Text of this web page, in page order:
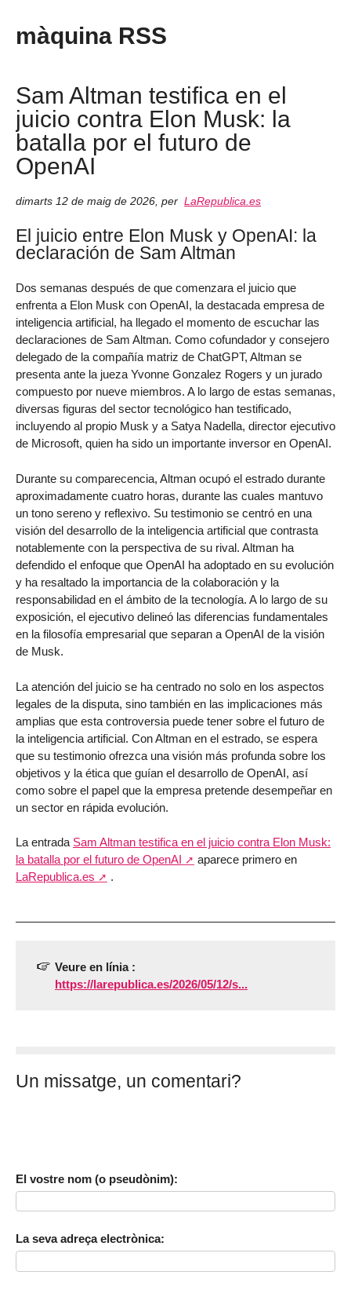
màquina RSS
Sam Altman testifica en el
juicio contra Elon Musk: la
batalla por el futuro de
OpenAI
dimarts 12 de maig de 2026 per LaRepublica.es
El juicio entre Elon Musk y OpenAI: la
declaración de Sam Altman
Dos semanas después de que comenzara el juicio que
enfrenta a Elon Musk con OpenAI, la destacada empresa de
inteligencia artificial, ha llegado el momento de escuchar las
declaraciones de Sam Altman. Como cofundador y consejero
delegado de la compañía matriz de ChatGPT, Altman se
presenta ante la jueza Yvonne Gonzalez Rogers y un jurado
compuesto por nueve miembros. A lo largo de estas semanas,
diversas figuras del sector tecnológico han testificado,
incluyendo al propio Musk y a Satya Nadella, director ejecutivo
de Microsoft, quien ha sido un importante inversor en OpenAI.
Durante su comparecencia, Altman ocupó el estrado durante
aproximadamente cuatro horas, durante las cuales mantuvo
un tono sereno y reflexivo. Su testimonio se centró en una
visión del desarrollo de la inteligencia artificial que contrasta
notablemente con la perspectiva de su rival. Altman ha
defendido el enfoque que OpenAI ha adoptado en su evolución
y ha resaltado la importancia de la colaboración y la
responsabilidad en el ámbito de la tecnología. A lo largo de su
exposición, el ejecutivo delineó las diferencias fundamentales
en la filosofía empresarial que separan a OpenAI de la visión
de Musk.
La atención del juicio se ha centrado no solo en los aspectos
legales de la disputa, sino también en las implicaciones más
amplias que esta controversia puede tener sobre el futuro de
la inteligencia artificial. Con Altman en el estrado, se espera
que su testimonio ofrezca una visión más profunda sobre los
objetivos y la ética que guían el desarrollo de OpenAI, así
como sobre el papel que la empresa pretende desempeñar en
un sector en rápida evolución.
La entrada Sam Altman testifica en el juicio contra Elon Musk:
la batalla por el futuro de OpenAI
aparece primero en
LaRepublica.es
.
Veure en línia :
https://larepublica.es/2026/05/12/s...
Un missatge, un comentari?
El vostre nom (o pseudònim):
La seva adreça electrònica: